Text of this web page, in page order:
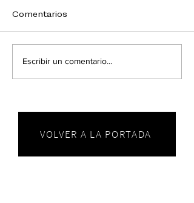
Comentarios
Escribir un comentario...
VOLVER A LA PORTADA